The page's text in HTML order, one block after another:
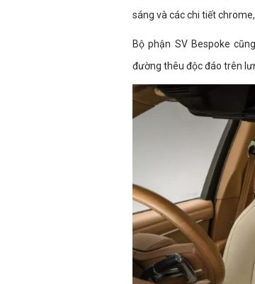
sáng và các chi tiết
Bộ phận SV Bespoke
đường thêu độc đáo trên